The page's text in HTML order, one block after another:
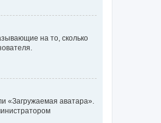
на то, сколько
«Загружаемая аватара».